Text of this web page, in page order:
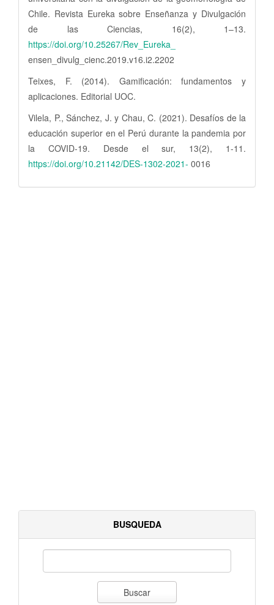
Chile. Revista Eureka sobre Enseñanza y Divulgación
de las Ciencias, 16(2), 1–13.
https://doi.org/10.25267/Rev_Eureka_
ensen_divulg_cienc.2019.v16.i2.2202
Teixes, F. (2014). Gamificación: fundamentos y
aplicaciones. Editorial UOC.
Vilela, P., Sánchez, J. y Chau, C. (2021). Desafíos de la
educación superior en el Perú durante la pandemia por
la COVID-19. Desde el sur, 13(2), 1-11.
https://doi.org/10.21142/DES-1302-2021- 0016
BUSQUEDA
Buscar